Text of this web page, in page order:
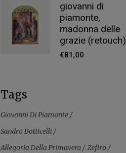
giovanni di
piamonte,
madonna delle
grazie (retouch)
€81,00
Tags
Giovanni Di Piamonte
Sandro Botticelli
Allegoria Della Primavera
Zefiro